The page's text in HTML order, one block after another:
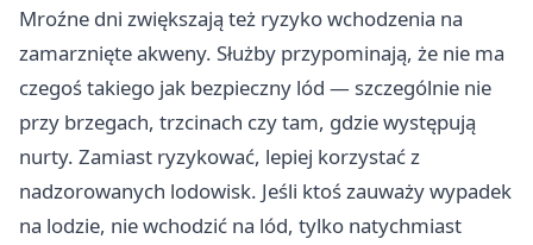
Mroźne dni zwiększają też ryzyko wchodzenia na
zamarznięte akweny. Służby przypominają, że nie ma
czegoś takiego jak bezpieczny lód — szczególnie nie
przy brzegach, trzcinach czy tam, gdzie występują
nurty. Zamiast ryzykować, lepiej korzystać z
nadzorowanych lodowisk. Jeśli ktoś zauważy wypadek
na lodzie, nie wchodzić na lód, tylko natychmiast